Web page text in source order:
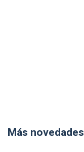
Más novedades